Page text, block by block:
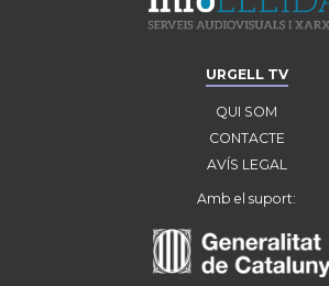
URGELL TV
QUI SOM
CONTACTE
AVÍS LEGAL
Amb el suport: